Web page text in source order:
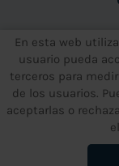
En esta web
usuario pueda
terceros para
de los usuarios.
aceptarlas o
ENLACES WEB
Inicio